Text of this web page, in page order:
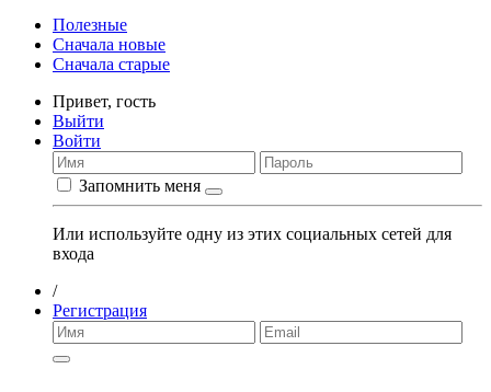
Полезные
Сначала новые
Сначала старые
Привет, гость
Выйти
Войти
Запомнить меня
Или используйте одну из этих социальных сетей для
входа
/
Регистрация